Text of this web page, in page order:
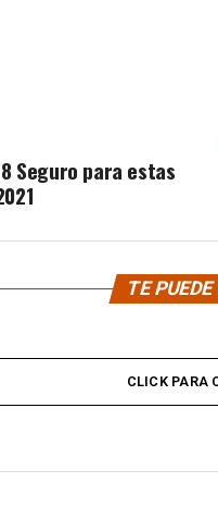
Seguro para estas
TE
CLICK PARA